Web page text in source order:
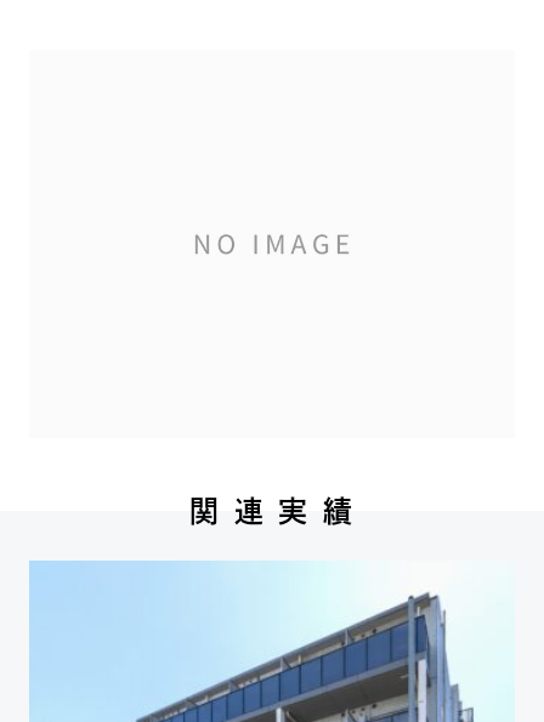
関 連 実 績